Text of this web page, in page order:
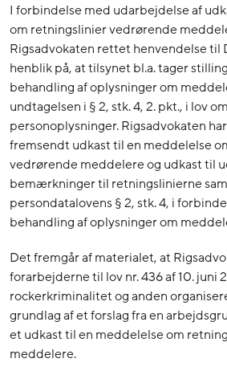
I forbindelse med udarbejdelse af
om retningslinier vedrørende
Rigsadvokaten rettet henvendelse til
henblik på, at tilsynet bl.a. tager
behandling af oplysninger om
undtagelsen i § 2, stk. 4, 2. pkt., i lov
personoplysninger. Rigsadvokaten
fremsendt udkast til en meddelelse
vedrørende meddelere og udkast til
bemærkninger til retningslinierne
persondatalovens § 2, stk. 4, i
behandling af oplysninger om
Det fremgår af materialet, at
forarbejderne til lov nr. 436 af 10.
rockerkriminalitet og anden
grundlag af et forslag fra en
et udkast til en meddelelse om
meddelere.